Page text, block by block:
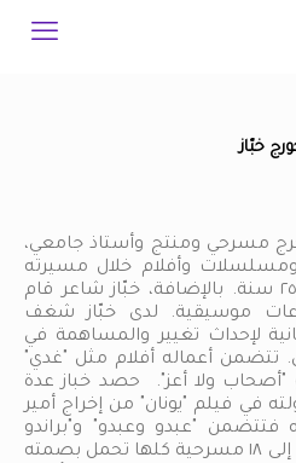
خبّاز
مسرحي ومنتج وأستاذ جامعي،
وأفلام خلال مسيرته
المهنية الممتدة على مدى ٢٥ سنة. بالإضافة، خبّاز شاعر قام
موسيقية. لدى خبّاز شغف
لإحداث تغيير والمساهمة في
تتضمن أعماله أفلام مثل "غدي"
ولا أعز". حصد خباز عدة
في فيلم "يونان" من إخراج أمير
"عبدو وعبدو" و"براندو
الشرق" و"نار بالنار"، بالإضافة إلى ١٨ مسرحية كلها تحمل بصمته